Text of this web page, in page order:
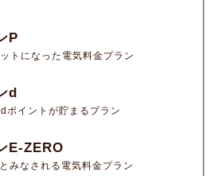
P
トになった電気料金プラン
d
イントが貯まるプラン
E-ZERO
みなされる電気料金プラン